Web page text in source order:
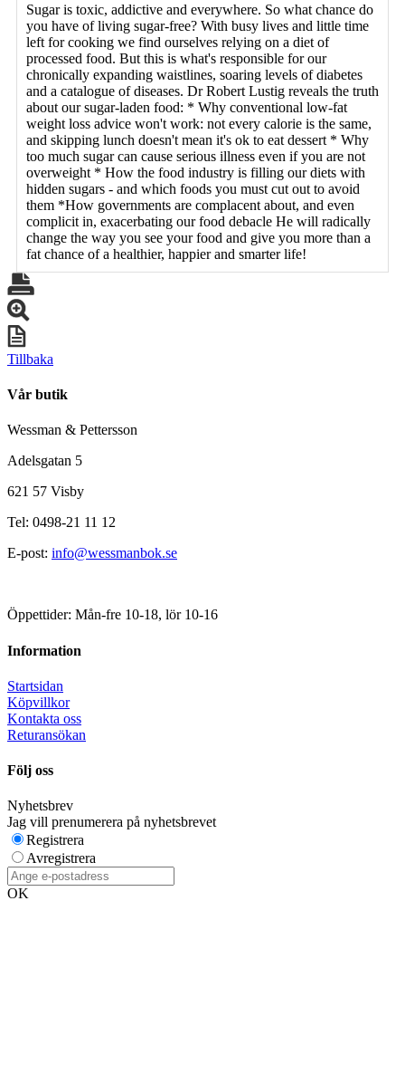
Sugar is toxic, addictive and everywhere. So what chance do
you have of living sugar-free? With busy lives and little time
left for cooking we find ourselves relying on a diet of
processed food. But this is what's responsible for our
chronically expanding waistlines, soaring levels of diabetes
and a catalogue of diseases. Dr Robert Lustig reveals the truth
about our sugar-laden food: * Why conventional low-fat
weight loss advice won't work: not every calorie is the same,
and skipping lunch doesn't mean it's ok to eat dessert * Why
too much sugar can cause serious illness even if you are not
overweight * How the food industry is filling our diets with
hidden sugars - and which foods you must cut out to avoid
them *How governments are complacent about, and even
complicit in, exacerbating our food debacle He will radically
change the way you see your food and give you more than a
fat chance of a healthier, happier and smarter life!
Tillbaka
Vår butik
Wessman & Pettersson
Adelsgatan 5
621 57 Visby
Tel: 0498-21 11 12
E-post: info@wessmanbok.se
Öppettider: Mån-fre 10-18, lör 10-16
Information
Startsidan
Köpvillkor
Kontakta oss
Returansökan
Följ oss
Nyhetsbrev
Jag vill prenumerera på nyhetsbrevet
Registrera
Avregistrera
OK